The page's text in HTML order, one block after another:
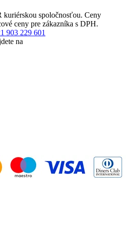
kuriérskou spoločnosťou. Ceny
ceny pre zákazníka s DPH.
903 229 601
na